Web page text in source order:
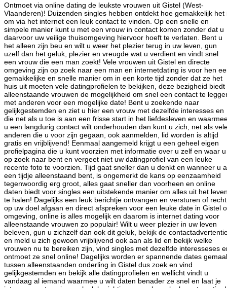
Ontmoet via online dating de leukste vrouwen uit Gistel (West-
Vlaanderen)! Duizenden singles hebben ontdekt hoe gemakkelijk het
om via het internet een leuk contact te vinden. Op een snelle en
simpele manier kunt u met een vrouw in contact komen zonder dat u
daarvoor uw veilige thuisomgeving hiervoor hoeft te verlaten. Bent u
het alleen zijn beu en wilt u weer het plezier terug in uw leven, gun
uzelf dan het geluk, plezier en vreugde wat u verdient en vindt snel
een vrouw die een man zoekt! Vele vrouwen uit Gistel en directe
omgeving zijn op zoek naar een man en internetdating is voor hen
gemakkelijke en snelle manier om in een korte tijd zonder dat ze het
huis uit moeten vele datingprofielen te bekijken, deze bezigheid biedt
alleenstaande vrouwen de mogelijkheid om snel een contact te
met anderen voor een mogelijke date! Bent u zoekende naar
gelijkgestemden en ziet u hier een vrouw met dezelfde interesses en
die net als u toe is aan een frisse start in het liefdesleven en
u een langdurig contact wilt onderhouden dan kunt u zich, net als
anderen die u voor zijn gegaan, ook aanmelden, lid worden is altijd
gratis en vrijblijvend! Eenmaal aangemeld krijgt u een geheel eigen
profielpagina die u kunt voorzien met informatie over u zelf en waar u
op zoek naar bent en vergeet niet uw datingprofiel van een leuke
recente foto te voorzien. Tijd gaat sneller dan u denkt en wanneer u
een tijdje alleenstaand bent, is ongemerkt de kans op eenzaamheid
tegenwoordig erg groot, alles gaat sneller dan voorheen en online
daten biedt voor singles een uitstekende manier om alles uit het
te halen! Dagelijks een leuk berichtje ontvangen en versturen of recht
op uw doel afgaan en direct afspreken voor een leuke date in Gistel
omgeving, online is alles mogelijk en daarom is internet dating voor
alleenstaande vrouwen zo populair! Wilt u weer plezier in uw leven
beleven, gun u zichzelf dan ook dit geluk, bekijk de
en meld u zich gewoon vrijblijvend ook aan als lid en bekijk welke
vrouwen nu te bereiken zijn, vind singles met dezelfde interesseses
ontmoet ze snel online! Dagelijks worden er spannende dates
tussen alleenstaanden onderling in Gistel dus zoek en vind
gelijkgestemden en bekijk alle datingprofielen en wellicht vindt u
vandaag al iemand waarmee u wilt daten benader ze snel en laat je